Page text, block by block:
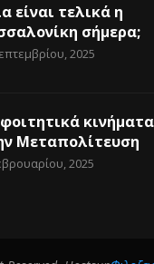
είναι τελικά η
σήμερα;
2025
κινήματα
Μεταπολίτευση
2025